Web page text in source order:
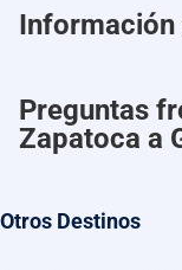
Información
Preguntas
Zapatoca a
Otros Destinos